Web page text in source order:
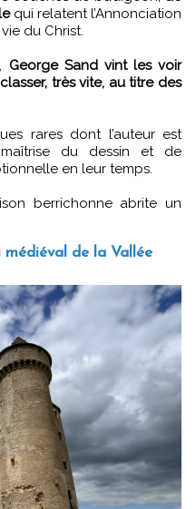
qui relatent l’Annonciation
du Christ.
George Sand vint les voir
très vite, au titre des
rares dont l’auteur est
maîtrise du dessin et de
en leur temps.
berrichonne abrite un
médiéval de la Vallée